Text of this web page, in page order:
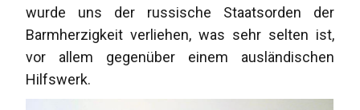
wurde uns der russische Staatsorden der
Barmherzigkeit verliehen, was sehr selten ist,
vor allem gegenüber einem ausländischen
Hilfswerk.